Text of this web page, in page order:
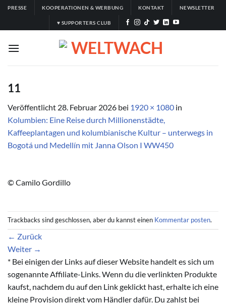
Zum
springen
PRESSE KOOPERATIONEN & WERBUNG KONTAKT NEWSLETTER
♥ SUPPORTERS CLUB
11
Veröffentlicht 28. Februar 2026 bei 1920 × 1080 in
Kolumbien: Eine Reise durch Millionenstädte,
Kaffeeplantagen und kolumbianische Kultur – unterwegs in
Bogotá und Medellín mit Janna Olson I WW450
© Camilo Gordillo
Trackbacks sind geschlossen, aber du kannst einen Kommentar posten.
← Zurück
Weiter →
* Bei einigen der Links auf dieser Website handelt es sich um
sogenannte Affiliate-Links. Wenn du die verlinkten Produkte
kaufst, nachdem du auf den Link geklickt hast, erhalte ich eine
kleine Provision direkt vom Händler dafür. Du zahlst bei